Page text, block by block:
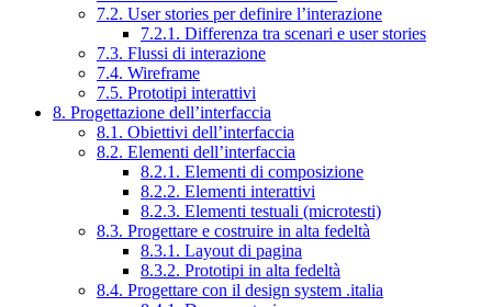
7.2. User stories per definire l’interazione
7.2.1. Differenza tra scenari e user stories
7.3. Flussi di interazione
7.4. Wireframe
7.5. Prototipi interattivi
8. Progettazione dell’interfaccia
8.1. Obiettivi dell’interfaccia
8.2. Elementi dell’interfaccia
8.2.1. Elementi di composizione
8.2.2. Elementi interattivi
8.2.3. Elementi testuali (microtesti)
8.3. Progettare e costruire in alta fedeltà
8.3.1. Layout di pagina
8.3.2. Prototipi in alta fedeltà
8.4. Progettare con il design system .italia